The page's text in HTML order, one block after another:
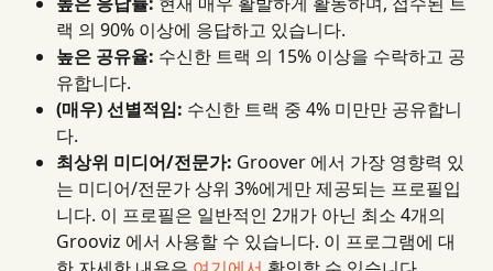
랙 의 90% 이상에 응답하고 있습니다.
높은 공유율: 수신한 트랙 의 15% 이상을 수락하고 공
유합니다.
(매우) 선별적임: 수신한 트랙 중 4% 미만만 공유합니
다.
최상위 미디어/전문가: Groover 에서 가장 영향력 있
는 미디어/전문가 상위 3%에게만 제공되는 프로필입
니다. 이 프로필은 일반적인 2개가 아닌 최소 4개의
Grooviz 에서 사용할 수 있습니다. 이 프로그램에 대